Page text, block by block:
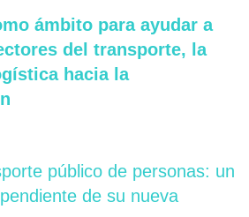
ámbito para ayudar a
del transporte, la
hacia la